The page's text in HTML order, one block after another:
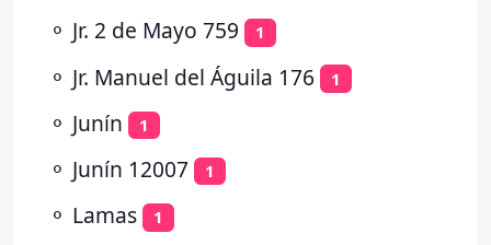
⚬ Jr. 2 de Mayo 759 1
⚬ Jr. Manuel del Águila 176 1
⚬ Junín 1
⚬ Junín 12007 1
⚬ Lamas 1